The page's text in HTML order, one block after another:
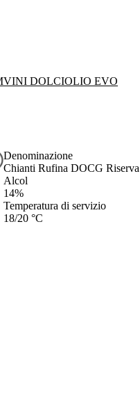
VINI DOLCIOLIO EVO
Denominazione
Chianti Rufina DOCG Riserva
Alcol
14%
Temperatura di servizio
18/20 °C